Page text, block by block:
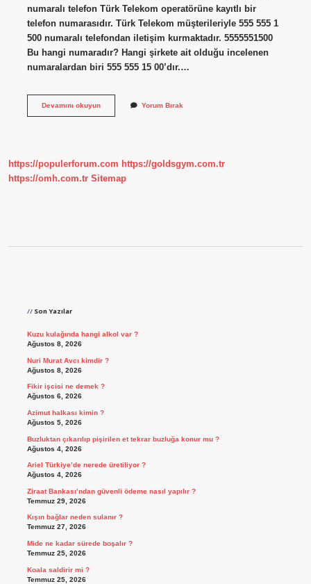
numaralı telefon Türk Telekom operatörüne kayıtlı bir
telefon numarasıdır. Türk Telekom müşterileriyle 555 555 1
500 numaralı telefondan iletişim kurmaktadır. 5555551500
Bu hangi numaradır? Hangi şirkete ait olduğu incelenen
numaralardan biri 555 555 15 00’dır.…
Devamını okuyun05555551500Yorum Bırak
https://populerforum.com https://goldsgym.com.tr
https://omh.com.tr Sitemap
Son Yazılar
Kuzu kulağında hangi alkol var ?
Ağustos 8, 2026
Nuri Murat Avcı kimdir ?
Ağustos 8, 2026
Fikir işcisi ne demek ?
Ağustos 6, 2026
Azimut halkası kimin ?
Ağustos 5, 2026
Buzluktan çıkarılıp pişirilen et tekrar buzluğa konur mu ?
Ağustos 4, 2026
Ariel Türkiye’de nerede üretiliyor ?
Ağustos 4, 2026
Ziraat Bankası’ndan güvenli ödeme nasıl yapılır ?
Temmuz 29, 2026
Kışın bağlar neden sulanır ?
Temmuz 27, 2026
Mide ne kadar sürede boşalır ?
Temmuz 25, 2026
Koala saldirir mi ?
Temmuz 25, 2026